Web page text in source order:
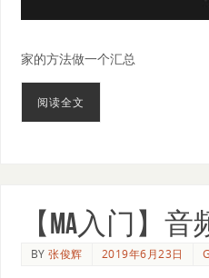
家的方法做一个汇总
阅读全文
【MA入门】
BY张俊辉 2019年6月23日